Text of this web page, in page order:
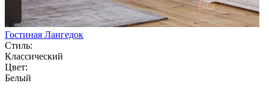
Гостиная Лангедок
Стиль:
Классический
Цвет:
Белый